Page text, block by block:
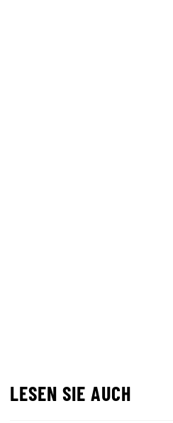
LESEN SIE AUCH